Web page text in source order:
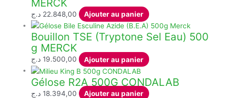
MERCK
22.848,00 د.ج Ajouter au panier
Bouillon TSE (Tryptone Sel Eau) 500
g MERCK
19.500,00 د.ج Ajouter au panier
Gélose R2A 500G CONDALAB
18.394,00 د.ج Ajouter au panier